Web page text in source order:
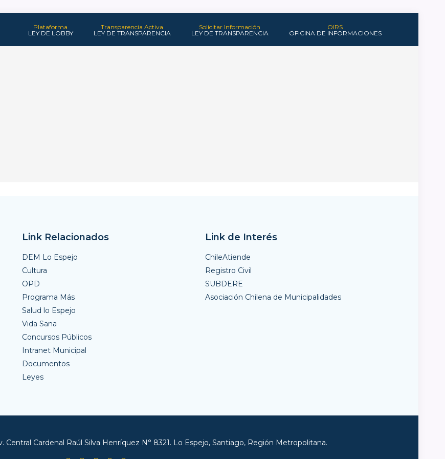
OIRS
OFICINA DE INFORMACIONES
Solicitar Información
LEY DE TRANSPARENCIA
Transparencia Activa
LEY DE TRANSPARENCIA
Plataforma
LEY DE LOBBY
Link Relacionados
DEM Lo Espejo
Cultura
OPD
Programa Más
Salud lo Espejo
Vida Sana
Concursos Públicos
Intranet Municipal
Documentos
Leyes
Link de Interés
ChileAtiende
Registro Civil
SUBDERE
Asociación Chilena de Municipalidades
Central Cardenal Raúl Silva Henríquez N° 8321. Lo Espejo, Santiago, Región Metropolitana.